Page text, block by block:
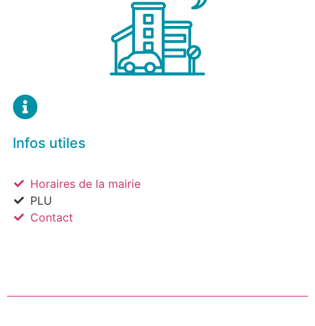
Infos utiles
Horaires de la mairie
PLU
Contact